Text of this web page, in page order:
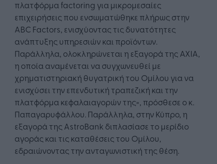
πλατφόρμα factoring για μικρομεσαίες
επιχειρήσεις που ενσωματώθηκε πλήρως στην
ABC Factors, ενισχύοντας τις δυνατότητες
ανάπτυξης υπηρεσιών και προϊόντων.
Παράλληλα, ολοκληρώνεται η εξαγορά της AXIA,
η οποία αναμένεται να συγχωνευθεί με
χρηματιστηριακή θυγατρική του Ομίλου για να
ενισχύσει την επενδυτική τραπεζική και την
πλατφόρμα κεφαλαιαγορών της», πρόσθεσε ο κ.
Παπαγαρυφάλλου. Παράλληλα, στην Κύπρο, η
εξαγορά της AstroBank διπλασίασε το μερίδιο
αγοράς και τις καταθέσεις του Ομίλου,
εδραιώνοντας την ανταγωνιστική της θέση.